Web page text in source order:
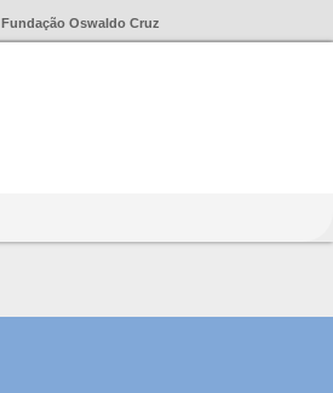
Fundação Oswaldo Cruz